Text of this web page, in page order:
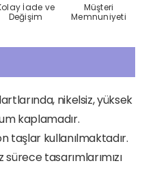
İade ve
Değişim
Müşteri
Memnuniyeti
nikelsiz, yüksek
kaplamadır.
taşlar kullanılmaktadır.
tasarımlarımızı